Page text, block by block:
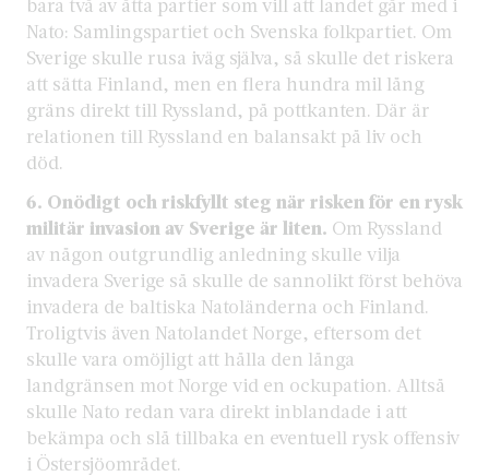
Nato: Samlingspartiet och Svenska folkpartiet. Om
Sverige skulle rusa iväg själva, så skulle det riskera
att sätta Finland, men en flera hundra mil lång
gräns direkt till Ryssland, på pottkanten. Där är
relationen till Ryssland en balansakt på liv och
död.
6. Onödigt och riskfyllt steg när risken för en rysk
militär invasion av Sverige är liten. Om Ryssland
av någon outgrundlig anledning skulle vilja
invadera Sverige så skulle de sannolikt först behöva
invadera de baltiska Natoländerna och Finland.
Troligtvis även Natolandet Norge, eftersom det
skulle vara omöjligt att hålla den långa
landgränsen mot Norge vid en ockupation. Alltså
skulle Nato redan vara direkt inblandade i att
bekämpa och slå tillbaka en eventuell rysk offensiv
i Östersjöområdet.